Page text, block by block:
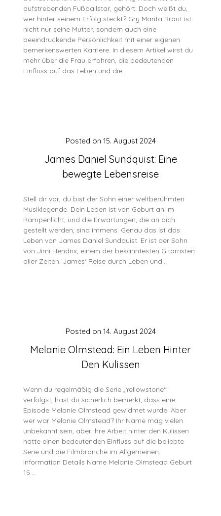
aufstrebenden Fußballstar, gehört. Doch weißt du,
wer hinter seinem Erfolg steckt? Gry Marita Braut ist
nicht nur seine Mutter, sondern auch eine
beeindruckende Persönlichkeit mit einer eigenen
bemerkenswerten Karriere. In diesem Artikel wirst du
mehr über die Frau erfahren, die bedeutenden
Einfluss auf das Leben und die…
James Daniel Sundquist: Eine
bewegte Lebensreise
Posted on 15. August 2024
Stell dir vor, du bist der Sohn einer weltberühmten
Musiklegende. Dein Leben ist von Geburt an im
Rampenlicht, und die Erwartungen, die an dich
gestellt werden, sind immens. Genau das ist das
Leben von James Daniel Sundquist. Er ist der Sohn
von Jimi Hendrix, einem der bekanntesten Gitarristen
aller Zeiten. James‘ Reise durch Leben und…
Melanie Olmstead: Ein Leben Hinter
Den Kulissen
Posted on 14. August 2024
Wenn du regelmäßig die Serie „Yellowstone“
verfolgst, hast du sicherlich bemerkt, dass eine
Episode Melanie Olmstead gewidmet wurde. Aber
wer war Melanie Olmstead? Ihr Name mag vielen
unbekannt sein, aber ihre Arbeit hinter den Kulissen
hatte einen bedeutenden Einfluss auf die beliebte
Serie und die Filmbranche im Allgemeinen.
Information Details Name Melanie Olmstead Geburt
15….